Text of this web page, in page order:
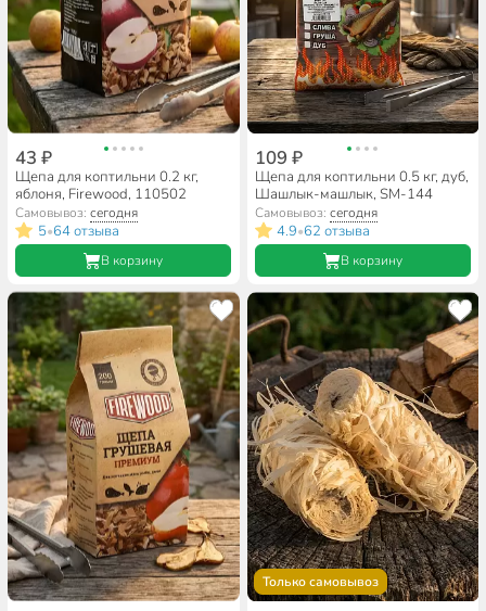
43 ₽
Щепа для коптильни 0.2 кг,
яблоня, Firewood, 110502
Самовывоз:сегодня
5•64 отзыва
В корзину
109 ₽
Щепа для коптильни 0.5 кг, дуб,
Шашлык-машлык, SM-144
Самовывоз: сегодня
4.9•62 отзыва
В корзину
Только самовывоз